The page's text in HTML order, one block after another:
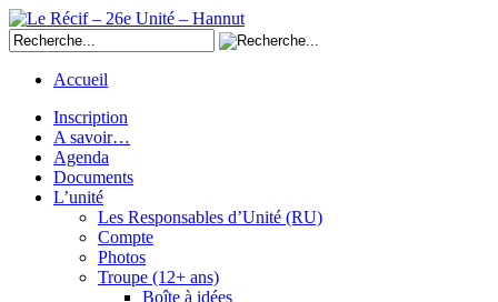
Accueil
Inscription
A savoir…
Agenda
Documents
L’unité
Les Responsables d’Unité (RU)
Compte
Photos
Troupe (12+ ans)
Boîte à idées